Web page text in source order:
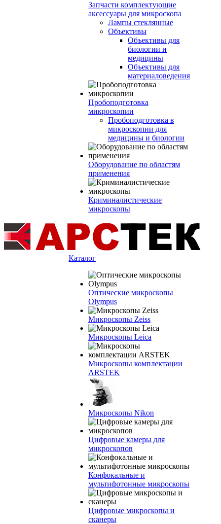
Запчасти комплектующие
аксессуары для микроскопа
Лампы стеклянные
Объективы
Объективы для
биологии и
медицины
Объективы для
материаловедения
Пробоподготовка
микроскопии
Пробоподготовка в
микроскопии для
медицины и биологии
Оборудование по областям
применения
Криминалистические
микроскопы
Каталог
Оптические микроскопы
Olympus
Микроскопы Zeiss
Микроскопы Leica
Микроскопы комплектации
ARSTEK
Микроскопы Nikon
Цифровые камеры для
микроскопов
Конфокальные и
мультифотонные микроскопы
Цифровые микроскопы и
сканеры